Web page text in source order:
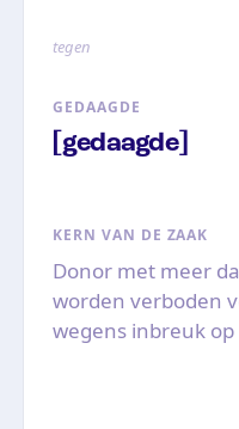
tegen
GEDAAGDE
[gedaagde]
KERN VAN DE ZAAK
Donor met meer
worden verboden
wegens inbreuk